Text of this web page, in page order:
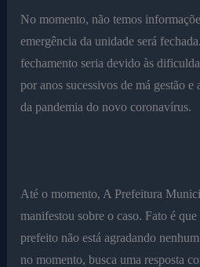
No momento, não temos
emergência da unidade será
fechamento seria devido às
por anos sucessivos de má gestão
da pandemia do novo coronavírus.
Até o momento, A Prefeitura
manifestou sobre o caso. Fato é
prefeito não está agradando
no momento, busca uma resposta